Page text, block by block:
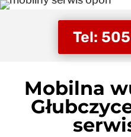
Tel:
Mobilna